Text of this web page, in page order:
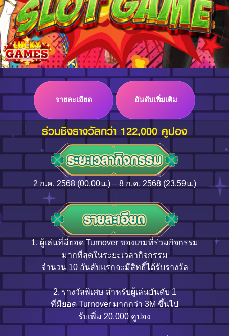
Language
Log in
Top up
รายละเอียด อันดับเพิ่มเติม
ร่วมชิงรางวัลกว่า 122,000 คูปอง
2 ก.ค. 2568 (00.00น.) – 8 ก.ค. 2568 (23.59น.)
1. ผู้เล่นที่มียอด Turnover ของเกมที่ร่วมกิจกรรม
มากที่สุดในระยะเวลากิจกรรม
จำนวน 10 อันดับแรกจะมีสิทธิ์ได้รับรางวัล
2. รางวัลพิเศษ สำหรับผู้เล่นอันดับ 1
ที่มียอด Turnover มากกว่า 3M ขึ้นไป
รับเพิ่ม 20,000 คูปอง